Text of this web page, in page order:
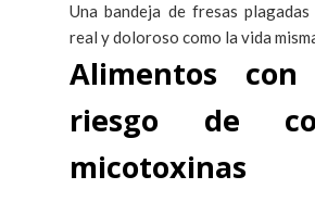
Una bandeja de fresas plagadas
real y doloroso como la vida
Alimentos con
riesgo de
micotoxinas